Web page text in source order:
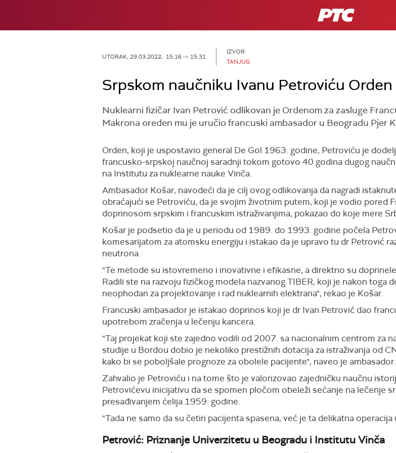
RTS
UTORAK, 29.03.2022, 15:16 -> 15:31
IZVOR:
TANJUG
Srpskom naučniku Ivanu Petroviću Orden
Nuklearni fizičar Ivan Petrović odlikovan je Ordenom za zasluge
Makrona oreden mu je uručio francuski ambasador u Beogradu Pjer
Orden, koji je uspostavio general De Gol 1963. godine, Petroviću je
francusko-srpskoj naučnoj saradnji tokom gotovo 40 godina dugog
na Institutu za nuklearne nauke Vinča.
Ambasador Košar, navodeći da je cilj ovog odlikovanja da nagradi
obraćajući se Petroviću, da je svojim životnim putem, koji je vodio pored
doprinosom srpskim i francuskim istraživanjima, pokazao do koje mere
Košar je podsetio da je u periodu od 1989. do 1993. godine počela
komesarijatom za atomsku energiju i istakao da je upravo tu dr Petrović
neutrona.
"Te metode su istovremeno i inovativne i efikasne, a direktno su
Radili ste na razvoju fizičkog modela nazvanog TIBER, koji je nakon
neophodan za projektovanje i rad nuklearnih elektrana", rekao je Košar.
Francuski ambasador je istakao doprinos koji je dr Ivan Petrović dao
upotrebom zračenja u lečenju kancera.
"Taj projekat koji ste zajedno vodili od 2007. sa nacionalnim centrom za
studije u Bordou dobio je nekoliko prestižnih dotacija za istraživanja od
kako bi se poboljšale prognoze za obolele pacijente", naveo je ambasador.
Zahvalio je Petroviću i na tome što je valorizovao zajedničku naučnu
Petrovićevu inicijativu da se spomen pločom obeleži sećanje na lečenje
presađivanjem ćelija 1959. godine.
"Tada ne samo da su četiri pacijenta spasena, već je ta delikatna
Petrović: Priznanje Univerzitetu u Beogradu i Institutu Vinča